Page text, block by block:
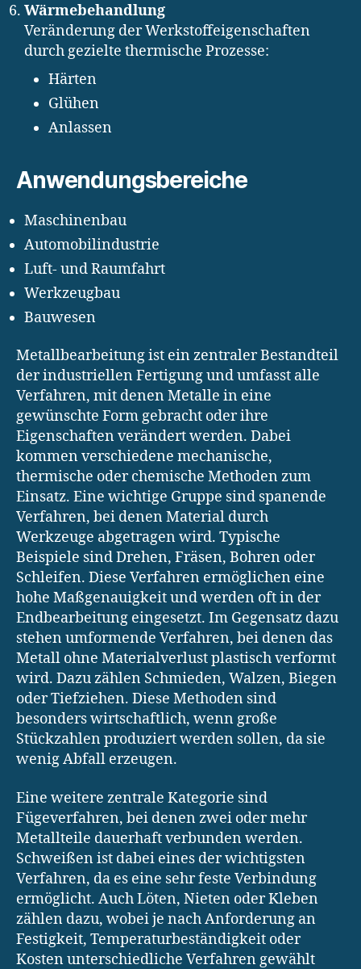
Wärmebehandlung
Veränderung der Werkstoffeigenschaften
durch gezielte thermische Prozesse:
Härten
Glühen
Anlassen
Anwendungsbereiche
Maschinenbau
Automobilindustrie
Luft- und Raumfahrt
Werkzeugbau
Bauwesen
Metallbearbeitung ist ein zentraler Bestandteil
der industriellen Fertigung und umfasst alle
Verfahren, mit denen Metalle in eine
gewünschte Form gebracht oder ihre
Eigenschaften verändert werden. Dabei
kommen verschiedene mechanische,
thermische oder chemische Methoden zum
Einsatz. Eine wichtige Gruppe sind spanende
Verfahren, bei denen Material durch
Werkzeuge abgetragen wird. Typische
Beispiele sind Drehen, Fräsen, Bohren oder
Schleifen. Diese Verfahren ermöglichen eine
hohe Maßgenauigkeit und werden oft in der
Endbearbeitung eingesetzt. Im Gegensatz dazu
stehen umformende Verfahren, bei denen das
Metall ohne Materialverlust plastisch verformt
wird. Dazu zählen Schmieden, Walzen, Biegen
oder Tiefziehen. Diese Methoden sind
besonders wirtschaftlich, wenn große
Stückzahlen produziert werden sollen, da sie
wenig Abfall erzeugen.
Eine weitere zentrale Kategorie sind
Fügeverfahren, bei denen zwei oder mehr
Metallteile dauerhaft verbunden werden.
Schweißen ist dabei eines der wichtigsten
Verfahren, da es eine sehr feste Verbindung
ermöglicht. Auch Löten, Nieten oder Kleben
zählen dazu, wobei je nach Anforderung an
Festigkeit, Temperaturbeständigkeit oder
Kosten unterschiedliche Verfahren gewählt